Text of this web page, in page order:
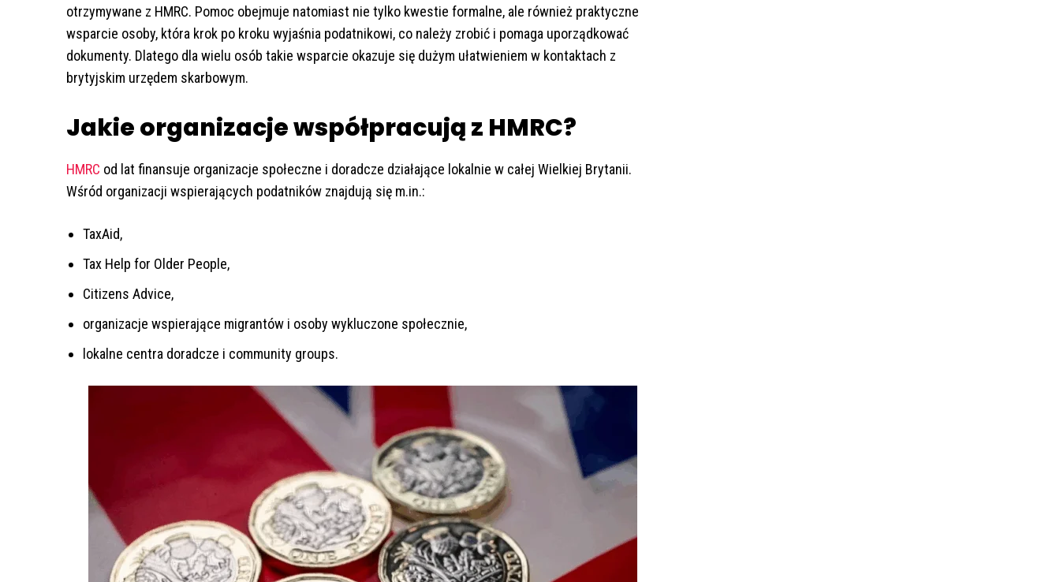
otrzymywane z HMRC. Pomoc obejmuje natomiast nie tylko kwestie formalne, ale również praktyczne
wsparcie osoby, która krok po kroku wyjaśnia podatnikowi, co należy zrobić i pomaga uporządkować
dokumenty. Dlatego dla wielu osób takie wsparcie okazuje się dużym ułatwieniem w kontaktach z
brytyjskim urzędem skarbowym.
Jakie organizacje współpracują z HMRC?
HMRC od lat finansuje organizacje społeczne i doradcze działające lokalnie w całej Wielkiej Brytanii.
Wśród organizacji wspierających podatników znajdują się m.in.:
TaxAid,
Tax Help for Older People,
Citizens Advice,
organizacje wspierające migrantów i osoby wykluczone społecznie,
lokalne centra doradcze i community groups.